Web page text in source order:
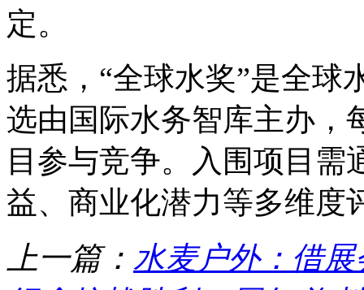
定。
据悉，“全球水奖”是全球
选由国际水务智库主办，
目参与竞争。入围项目需
益、商业化潜力等多维度
上一篇： 水麦户外：借